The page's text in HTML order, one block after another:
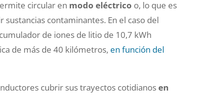
circular en modo eléctrico o, lo que es
sustancias contaminantes. En el caso del
de iones de litio de 10,7 kWh
de más de 40 kilómetros, en función del
cubrir sus trayectos cotidianosen